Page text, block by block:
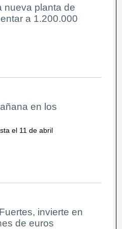
nueva planta de
a 1.200.000
en los
el 11 de abril
invierte en
de euros